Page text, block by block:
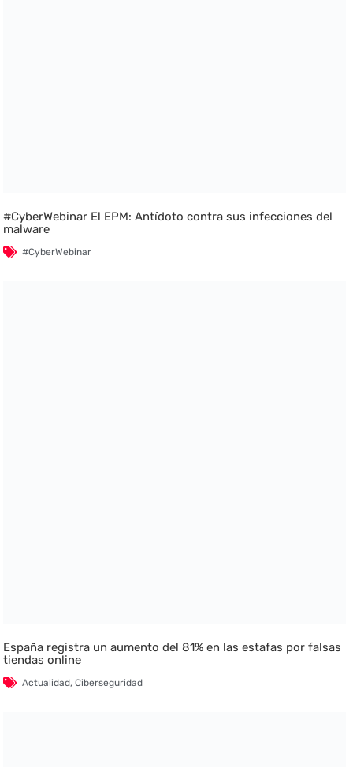
#CyberWebinar El EPM: Antídoto contra sus infecciones del
malware
#CyberWebinar
España registra un aumento del 81% en las estafas por falsas
tiendas online
Actualidad,Ciberseguridad